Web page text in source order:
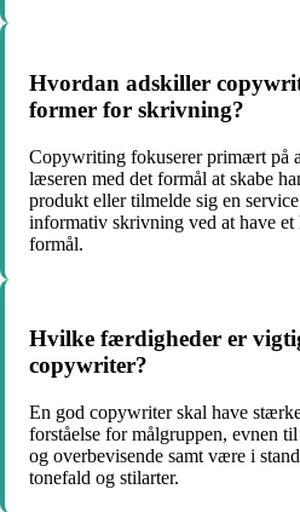
Hvordan adskiller
former for skrivning?
Copywriting fokuserer primært på
læseren med det formål at skabe
produkt eller tilmelde sig en
informativ skrivning ved at have et
formål.
Hvilke færdigheder er
copywriter?
En god copywriter skal have
forståelse for målgruppen, evnen
og overbevisende samt være i
tonefald og stilarter.